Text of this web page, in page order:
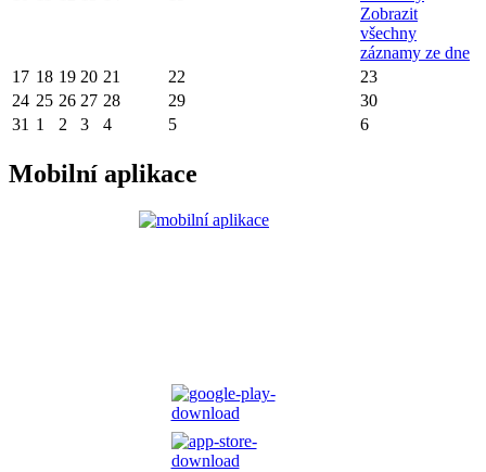
Zobrazit
všechny
záznamy ze dne
17 18 19 20 21 22
23
24 25 26 27 28 29
30
31 1 2 3 4 5 6
Mobilní aplikace